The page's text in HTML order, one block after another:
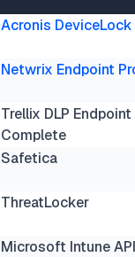
Acronis DeviceLock
Netwrix Endpoint
Trellix DLP Endpoint
Complete
Safetica
ThreatLocker
Microsoft Intune API